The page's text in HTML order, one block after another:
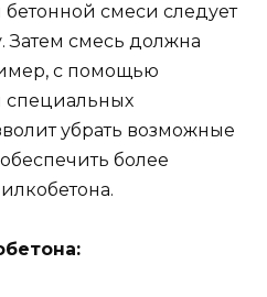
смеси следует
Затем смесь должна
с помощью
убрать возможные
более